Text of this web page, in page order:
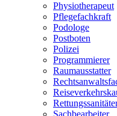
Physiotherapeut
Pflegefachkraft
Podologe
Postboten
Polizei
Programmierer
Raumausstatter
Sachbearbeiter